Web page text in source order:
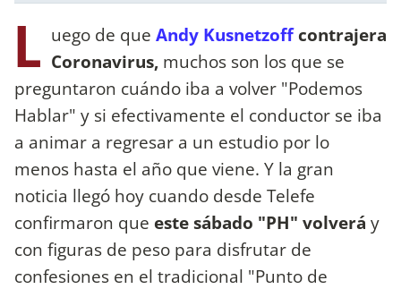
L uego de que Andy Kusnetzoffcontrajera
Coronavirus, muchos son los que se
preguntaron cuándo iba a volver "Podemos
Hablar" y si efectivamente el conductor se iba
a animar a regresar a un estudio por lo
menos hasta el año que viene. Y la gran
noticia llegó hoy cuando desde Telefe
confirmaron que este sábado "PH" volverá y
con figuras de peso para disfrutar de
confesiones en el tradicional "Punto de